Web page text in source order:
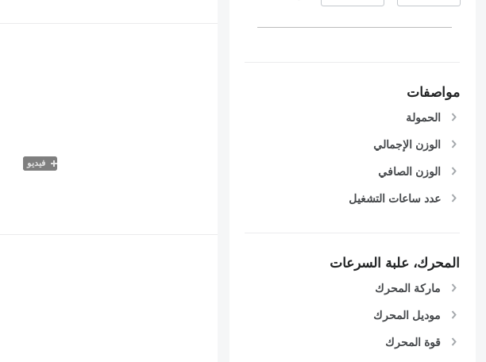
مواصفات
الحمولة
الوزن الإجمالي
الوزن الصافي
عدد ساعات التشغيل
المحرك، علبة السرعات
ماركة المحرك
موديل المحرك
قوة المحرك
فيديو